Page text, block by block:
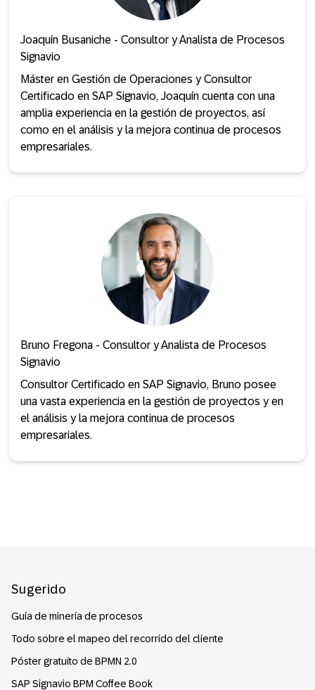
Joaquín Busaniche - Consultor y Analista de Procesos
Signavio
Máster en Gestión de Operaciones y Consultor
Certificado en SAP Signavio, Joaquín cuenta con una
amplia experiencia en la gestión de proyectos, así
como en el análisis y la mejora continua de procesos
empresariales.
Bruno Fregona - Consultor y Analista de Procesos
Signavio
Consultor Certificado en SAP Signavio, Bruno posee
una vasta experiencia en la gestión de proyectos y en
el análisis y la mejora continua de procesos
empresariales.
Sugerido
Guía de minería de procesos
Todo sobre el mapeo del recorrido del cliente
Póster gratuito de BPMN 2.0
SAP Signavio BPM Coffee Book